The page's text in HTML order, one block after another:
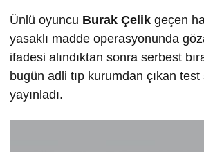
Ünlü oyuncu Burak Çelik geçen
yasaklı madde operasyonunda
ifadesi alındıktan sonra serbest
bugün adli tıp kurumdan çıkan test
yayınladı.